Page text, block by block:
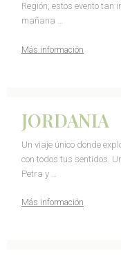
Región, estos evento
mañana …
Más información
JORDANIA
Un viaje único donde
con todos tus sentidos.
Petra y …
Más información